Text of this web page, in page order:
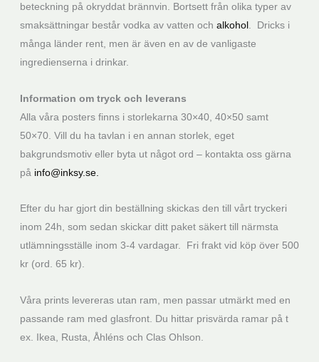
beteckning på okryddat brännvin. Bortsett från olika typer av
smaksättningar består vodka av vatten och alkohol. Dricks i
många länder rent, men är även en av de vanligaste
ingredienserna i drinkar.
Information om tryck och leverans
Alla våra posters finns i storlekarna 30×40, 40×50 samt
50×70. Vill du ha tavlan i en annan storlek, eget
bakgrundsmotiv eller byta ut något ord – kontakta oss gärna
på info@inksy.se.
Efter du har gjort din beställning skickas den till vårt tryckeri
inom 24h, som sedan skickar ditt paket säkert till närmsta
utlämningsställe inom 3-4 vardagar. Fri frakt vid köp över 500
kr (ord. 65 kr).
Våra prints levereras utan ram, men passar utmärkt med en
passande ram med glasfront. Du hittar prisvärda ramar på t
ex. Ikea, Rusta, Åhléns och Clas Ohlson.